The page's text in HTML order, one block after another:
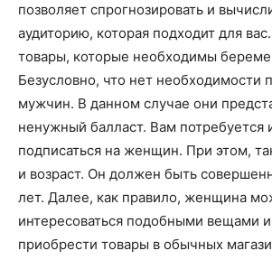
позволяет спрогнозировать и
аудиторию, которая подходит для
товары, которые необходимы
Безусловно, что нет необходимости
мужчин. В данном случае они
ненужный балласт. Вам потребуется
подписаться на женщин. При этом,
и возраст. Он должен быть
лет. Далее, как правило, женщина
интересоваться подобными вещами
приобрести товары в обычных